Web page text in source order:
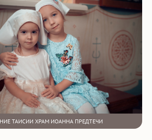
ТАИСИИ ХРАМ ИОАННА ПРЕДТЕЧИ